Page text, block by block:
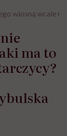
wiosną wcale
ma to